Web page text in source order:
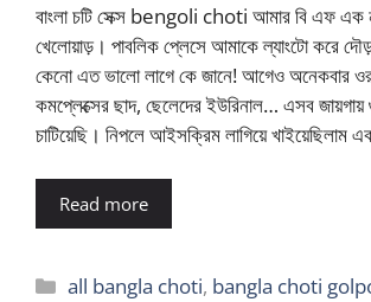
বাংলা চটি সেক্স bengoli choti আমার বি এফ এক
খেলোয়াড়। পাবলিক প্লেসে আমাকে ল্যাংটো করে
কেনো এত ভালো লাগে কে জানে! আগেও অনেকবার ওর
কমপ্লেক্সের ছাদ, ছেলেদের ইউরিনাল… এসব
চাটিয়েছি। নিপলে আইসক্রিম লাগিয়ে খাইয়েছিলাম
Read more
Categories
all bangla choti, bangla choti